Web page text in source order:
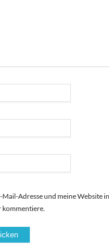
Mail-Adresse und meine Website
kommentiere.